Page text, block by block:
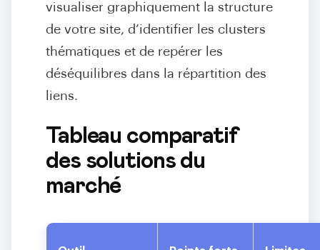
visualiser graphiquement la structure
de votre site, d’identifier les clusters
thématiques et de repérer les
déséquilibres dans la répartition des
liens.
Tableau comparatif
des solutions du
marché